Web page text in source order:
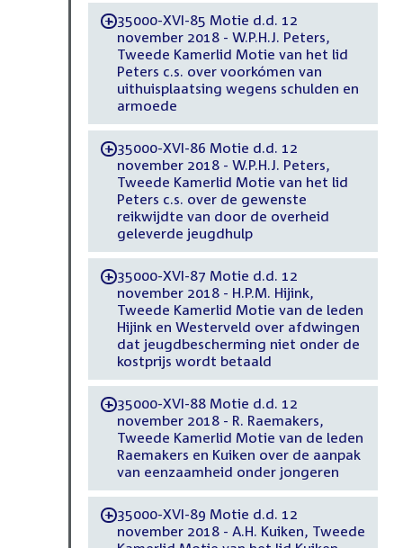
-35000-XVI-85 Motie d.d. 12
november 2018 - W.P.H.J. Peters,
Tweede Kamerlid Motie van het lid
Peters c.s. over voorkómen van
uithuisplaatsing wegens schulden en
armoede
-35000-XVI-86 Motie d.d. 12
november 2018 - W.P.H.J. Peters,
Tweede Kamerlid Motie van het lid
Peters c.s. over de gewenste
reikwijdte van door de overheid
geleverde jeugdhulp
-35000-XVI-87 Motie d.d. 12
november 2018 - H.P.M. Hijink,
Tweede Kamerlid Motie van de leden
Hijink en Westerveld over afdwingen
dat jeugdbescherming niet onder de
kostprijs wordt betaald
-35000-XVI-88 Motie d.d. 12
november 2018 - R. Raemakers,
Tweede Kamerlid Motie van de leden
Raemakers en Kuiken over de aanpak
van eenzaamheid onder jongeren
-35000-XVI-89 Motie d.d. 12
november 2018 - A.H. Kuiken, Tweede